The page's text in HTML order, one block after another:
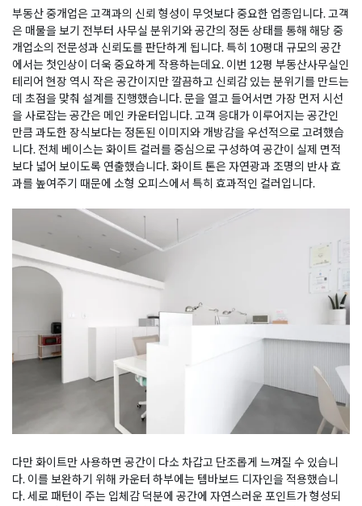
부동산 중개업은 고객과의 신뢰 형성이 무엇보다 중요한 업종입니다. 고객
은 매물을 보기 전부터 사무실 분위기와 공간의 정돈 상태를 통해 해당 중
개업소의 전문성과 신뢰도를 판단하게 됩니다. 특히 10평대 규모의 공간
에서는 첫인상이 더욱 중요하게 작용하는데요. 이번 12평 부동산사무실인
테리어 현장 역시 작은 공간이지만 깔끔하고 신뢰감 있는 분위기를 만드는
데 초점을 맞춰 설계를 진행했습니다. 문을 열고 들어서면 가장 먼저 시선
을 사로잡는 공간은 메인 카운터입니다. 고객 응대가 이루어지는 공간인
만큼 과도한 장식보다는 정돈된 이미지와 개방감을 우선적으로 고려했습
니다. 전체 베이스는 화이트 컬러를 중심으로 구성하여 공간이 실제 면적
보다 넓어 보이도록 연출했습니다. 화이트 톤은 자연광과 조명의 반사 효
과를 높여주기 때문에 소형 오피스에서 특히 효과적인 컬러입니다.
다만 화이트만 사용하면 공간이 다소 차갑고 단조롭게 느껴질 수 있습니
다. 이를 보완하기 위해 카운터 하부에는 템바보드 디자인을 적용했습니
다. 세로 패턴이 주는 입체감 덕분에 공간에 자연스러운 포인트가 형성되